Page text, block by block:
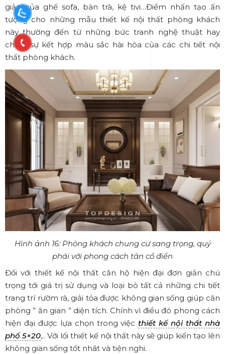
giản của ghế sofa, bàn trà, kệ tivi…Điểm nhấn tạo ấn
tượng cho những mẫu thiết kế nội thất phòng khách
này thường đến từ những bức tranh nghệ thuật hay
chính sự kết hợp màu sắc hài hòa của các chi tiết nội
thất phòng khách.
Hình ảnh 16: Phòng khách chung cư sang trọng, quý
phái với phong cách tân cổ điển
Đối với thiết kế nội thất căn hộ hiện đại đơn giản chú
trọng tới giá trị sử dụng và loại bỏ tất cả những chi tiết
trang trí rườm rà, giải tỏa được không gian sống giúp căn
phòng ” ăn gian ” diện tích. Chính vì điểu đó phong cách
hiện đại được lựa chọn trong việc thiết kế nội thất nhà
phố 5×20,.. Với lối thiết kế nội thất này sẽ giúp kiến tạo lên
không gian sống tốt nhât và tiện nghi.